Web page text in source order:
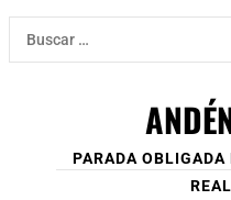
Ir
contenido
Buscar:
PARADA